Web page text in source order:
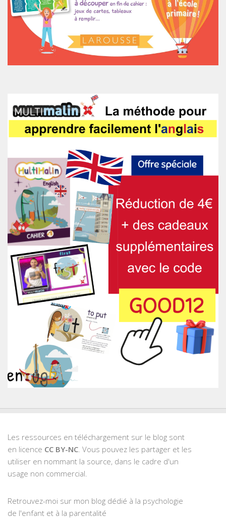
Les ressources en téléchargement sur le blog sont
en licence CC BY-NC. Vous pouvez les partager et les
utiliser en nommant la source, dans le cadre d'un
usage non commercial.
Retrouvez-moi sur mon blog dédié à la psychologie
de l'enfant et à la parentalité